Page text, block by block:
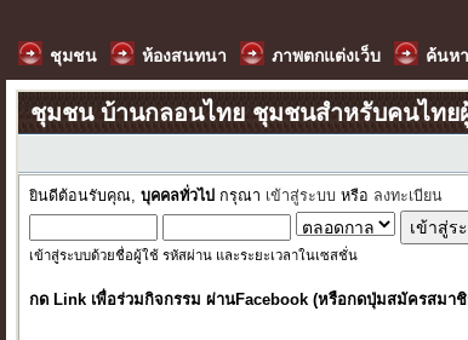
ชุมชน ห้องสนทนา ภาพตกแต่งเว็บ ค้นหา
ชุมชน บ้านกลอนไทย ชุมชนสำหรับคนไทย
ยินดีต้อนรับคุณ,บุคคลทั่วไป กรุณา เข้าสู่ระบบ หรือ ลงทะเบียน
เข้าสู่ระบบด้วยชื่อผู้ใช้ รหัสผ่าน และระยะเวลาในเซสชั่น
กด Link เพื่อร่วมกิจกรรม ผ่านFacebook (หรือกดปุ่มสมัครสมา